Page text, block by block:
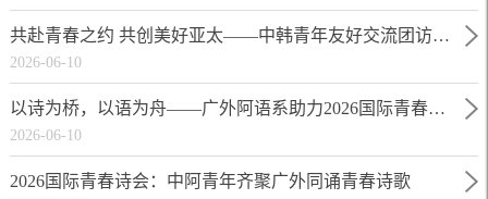
共赴青春之约 共创美好亚太——中韩青年友好交流团访问我校
2026-06-10
以诗为桥，以语为舟——广外阿语系助力2026国际青春诗会（中国—阿拉伯国家专场）
2026-06-10
2026国际青春诗会：中阿青年齐聚广外同诵青春诗歌